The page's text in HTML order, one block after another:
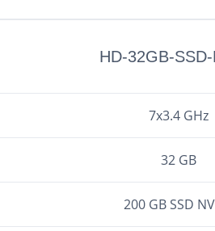
HD-32GB-
7x3.4 GHz
32 GB
200 GB SSD